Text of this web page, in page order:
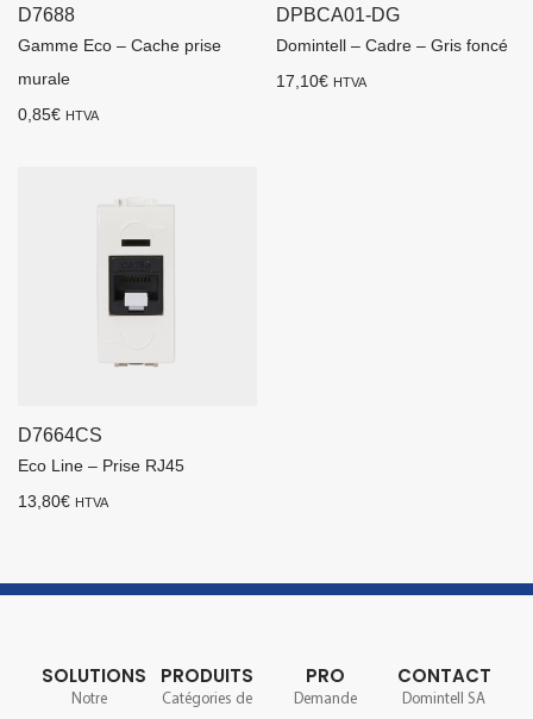
D7688
Gamme Eco – Cache prise
murale
0,85€ HTVA
DPBCA01-DG
Domintell – Cadre – Gris foncé
17,10€ HTVA
D7664CS
Eco Line – Prise RJ45
13,80€ HTVA
SOLUTIONS
Notre
PRODUITS
Catégories de
PRO
Demande
CONTACT
Domintell SA